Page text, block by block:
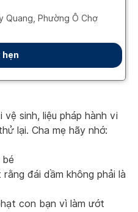
sinh, liệu pháp hành vi
lại. Cha mẹ hãy nhớ:
bé
đái dầm không phải là
con bạn vì làm ướt